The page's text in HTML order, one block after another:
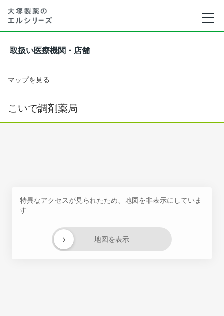
取扱い医療機関・店舗
マップを見る
こいで調剤薬局
特異なアクセスが見られたため、地図を非表示にしていま
す
地図を表示
›